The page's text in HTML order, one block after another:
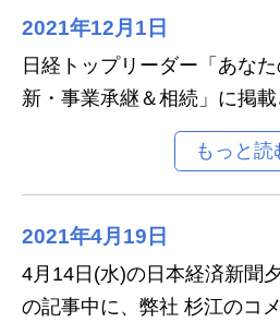
2021年12月1日
日経トップリーダー「あな
新・事業承継＆相続」に掲載
2021年4月19日
4月14日(水)の日本経済新聞
の記事中に、弊社 杉江のコ